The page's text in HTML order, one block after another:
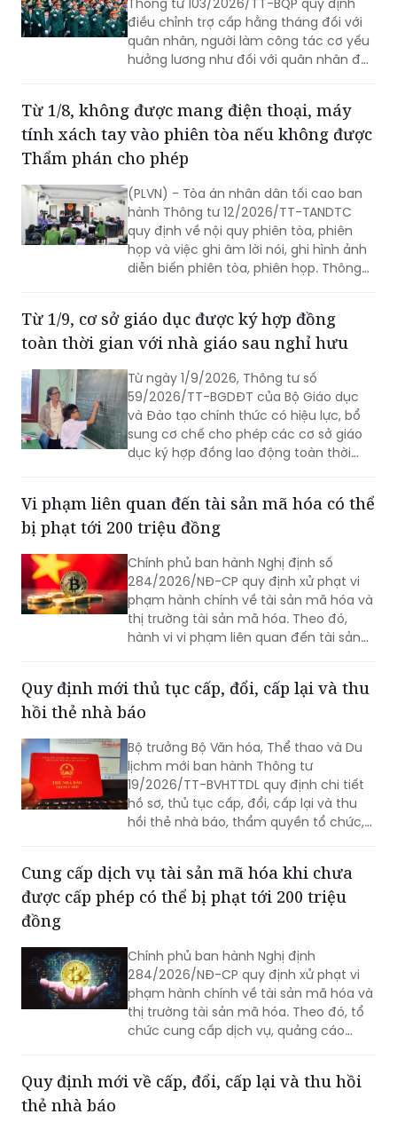
hưởng lương như đối với quân nhân đã
phục viên, xuất ngũ, thôi việc.
Từ 1/8, không được mang điện thoại, máy
Thẩm phán cho phép
(PLVN) - Tòa án nhân dân tối cao ban
hành Thông tư 12/2026/TT-TANDTC
quy định về nội quy phiên tòa, phiên
họp và việc ghi âm lời nói, ghi hình ảnh
diễn biến phiên tòa, phiên họp. Thông
tư 12/2026/TT-TANDTC có hiệu lực từ
1/8/2026.
Từ 1/9, cơ sở giáo dục được ký hợp đồng
Từ ngày 1/9/2026, Thông tư số
59/2026/TT-BGDĐT của Bộ Giáo dục
và Đào tạo chính thức có hiệu lực, bổ
sung cơ chế cho phép các cơ sở giáo
dục ký hợp đồng lao động toàn thời
gian với nhà giáo sau khi nghỉ hưu nếu
đáp ứng đủ điều kiện.
Vi phạm liên quan đến tài sản mã hóa có thể
Chính phủ ban hành Nghị định số
284/2026/NĐ-CP quy định xử phạt vi
phạm hành chính về tài sản mã hóa và
thị trường tài sản mã hóa. Theo đó,
hành vi vi phạm liên quan đến tài sản
mã hóa bị phạt tối đa 200 triệu đồng
đối với tổ chức, 100 triệu đồng đối với
cá nhân.
Quy định mới thủ tục cấp, đổi, cấp lại và thu
Bộ trưởng Bộ Văn hóa, Thể thao và Du
lịchm mới ban hành Thông tư
19/2026/TT-BVHTTDL quy định chi tiết
hồ sơ, thủ tục cấp, đổi, cấp lại và thu
hồi thẻ nhà báo, thẩm quyền tổ chức,
chương trình và yêu cầu của lớp bồi
dưỡng nghiệp vụ báo chí, đạo đức nghề
nghiệp.
Cung cấp dịch vụ tài sản mã hóa khi chưa
đồng
Chính phủ ban hành Nghị định
phạm hành chính về tài sản mã hóa và
thị trường tài sản mã hóa. Theo đó, tổ
chức cung cấp dịch vụ, quảng cáo
hoặc tiếp thị liên quan đến tài sản mã
hóa khi chưa được cấp phép có thể bị
phạt từ 180 đến 200 triệu đồng.
Quy định mới về cấp, đổi, cấp lại và thu hồi
Bộ Văn hóa, Thể thao và Du lịch ban